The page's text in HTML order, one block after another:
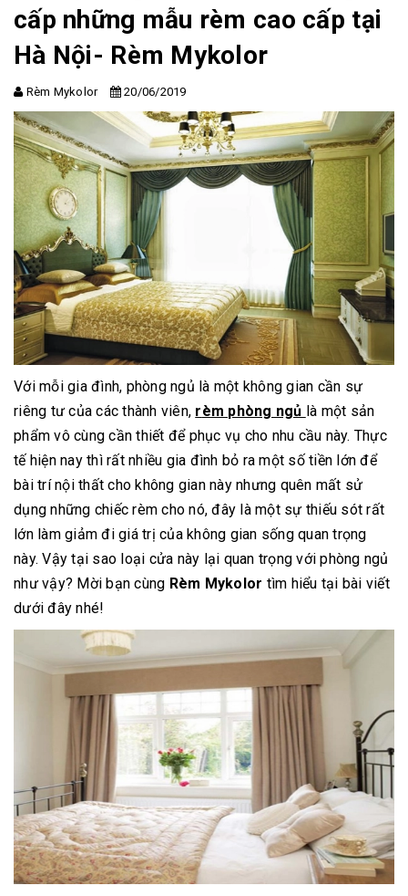
cấp những mẫu rèm cao cấp tại
Hà Nội- Rèm Mykolor
Rèm Mykolor 20/06/2019
Với mỗi gia đình, phòng ngủ là một không gian cần sự
riêng tư của các thành viên, rèm phòng ngủ là một sản
phẩm vô cùng cần thiết để phục vụ cho nhu cầu này. Thực
tế hiện nay thì rất nhiều gia đình bỏ ra một số tiền lớn để
bài trí nội thất cho không gian này nhưng quên mất sử
dụng những chiếc rèm cho nó, đây là một sự thiếu sót rất
lớn làm giảm đi giá trị của không gian sống quan trọng
này. Vậy tại sao loại cửa này lại quan trọng với phòng ngủ
như vậy? Mời bạn cùng Rèm Mykolor tìm hiểu tại bài viết
dưới đây nhé!